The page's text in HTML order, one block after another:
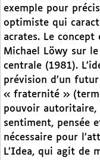
exemple pour
optimiste qui
acrates. Le
Michael Löwy sur
centrale (1981).
prévision d’un
« fraternité »
pouvoir
sentiment, pensée
nécessaire pour
L’Idea, qui agit de